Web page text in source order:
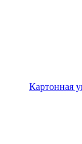
Картонная